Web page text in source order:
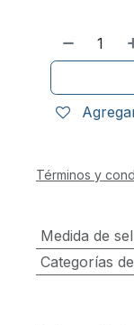
Términos y
Medida de
Categorías